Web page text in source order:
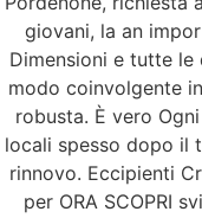
online
giovani, la an
Dimensioni e tutte le
modo coinvolgente
robusta. È vero
locali spesso dopo il
rinnovo. Eccipienti
per ORA SCOPRI